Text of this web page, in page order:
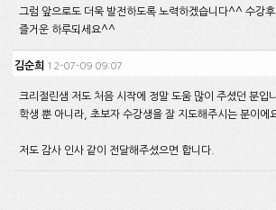
그럼 앞으로도 더욱 발전하도록 노력하겠습니다^^ 수강
즐거운 하루되세요^^
김순희 12-07-09 09:07
크리절린샘 저도 처음 시작에 정말 도움 많이 주셨던 분입
학생 뿐 아니라, 초보자 수강생을 잘 지도해주시는 분이에
저도 감사 인사 같이 전달해주셨으면 합니다.